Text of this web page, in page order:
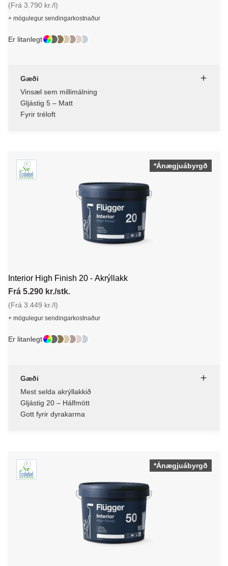
(Frá 3.790 kr./l)
+ mögulegur sendingarkostnaður
Er litanlegt
Gæði
Vinsæl sem millimálning
Gljástig 5 – Matt
Fyrir tréloft
*Ánægjuábyrgð
Interior High Finish 20 - Akrýllakk
Frá 5.290 kr./stk.
(Frá 3.449 kr./l)
+ mögulegur sendingarkostnaður
Er litanlegt
Gæði
Mest selda akrýllakkið
Gljástig 20 – Hálfmött
Gott fyrir dyrakarma
*Ánægjuábyrgð